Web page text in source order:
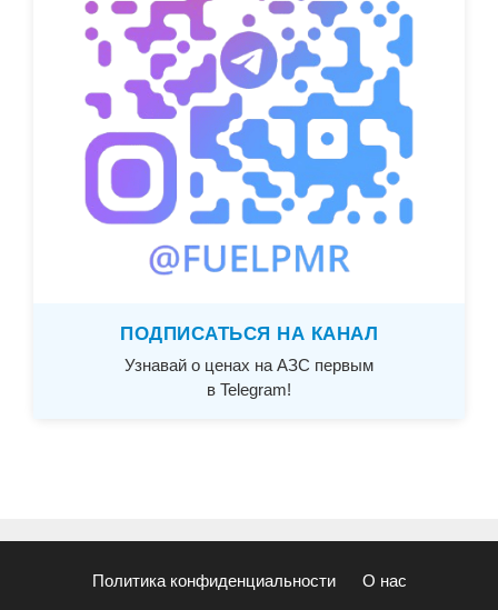
ПОДПИСАТЬСЯ НА КАНАЛ
Узнавай о ценах на АЗС первым
в Telegram!
Политика конфиденциальности О нас